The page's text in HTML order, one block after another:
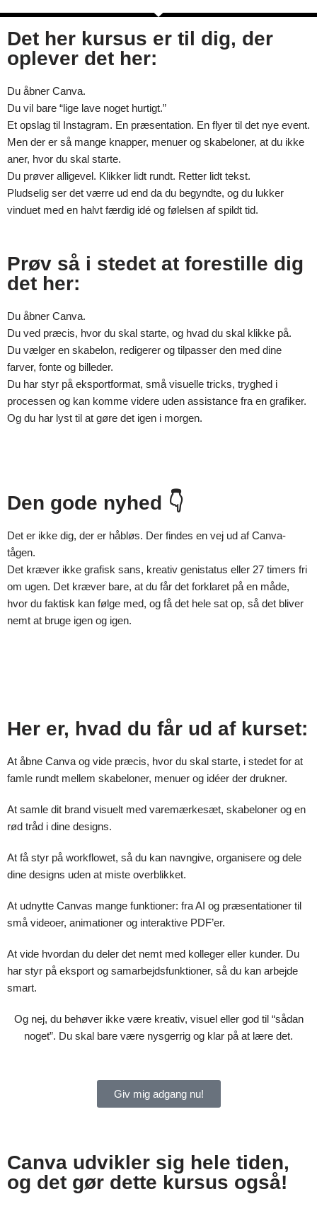
Det her kursus er til dig, der
oplever det her:
Du åbner Canva.
Du vil bare “lige lave noget hurtigt.”
Et opslag til Instagram. En præsentation. En flyer til det nye event.
Men der er så mange knapper, menuer og skabeloner, at du ikke
aner, hvor du skal starte.
Du prøver alligevel. Klikker lidt rundt. Retter lidt tekst.
Pludselig ser det værre ud end da du begyndte, og du lukker
vinduet med en halvt færdig idé og følelsen af spildt tid.
Prøv så i stedet at forestille dig
det her:
Du åbner Canva.
Du ved præcis, hvor du skal starte, og hvad du skal klikke på.
Du vælger en skabelon, redigerer og tilpasser den med dine
farver, fonte og billeder.
Du har styr på eksportformat, små visuelle tricks, tryghed i
processen og kan komme videre uden assistance fra en grafiker.
Og du har lyst til at gøre det igen i morgen.
Den gode nyhed 👇
Det er ikke dig, der er håbløs. Der findes en vej ud af Canva-
tågen.
Det kræver ikke grafisk sans, kreativ genistatus eller 27 timers fri
om ugen. Det kræver bare, at du får det forklaret på en måde,
hvor du faktisk kan følge med, og få det hele sat op, så det bliver
nemt at bruge igen og igen.
Her er, hvad du får ud af kurset:
At åbne Canva og vide præcis, hvor du skal starte, i stedet for at
famle rundt mellem skabeloner, menuer og idéer der drukner.
At samle dit brand visuelt med varemærkesæt, skabeloner og en
rød tråd i dine designs.
At få styr på workflowet, så du kan navngive, organisere og dele
dine designs uden at miste overblikket.
At udnytte Can­vas mange funktioner: fra AI og præsentationer til
små videoer, animationer og interaktive PDF’er.
At vide hvordan du deler det nemt med kolleger eller kunder. Du
har styr på eksport og samarbejdsfunktioner, så du kan arbejde
smart.
Og nej, du behøver ikke være kreativ, visuel eller god til “sådan
noget”. Du skal bare være nysgerrig og klar på at lære det.
Giv mig adgang nu!
Canva udvikler sig hele tiden,
og det gør dette kursus også!